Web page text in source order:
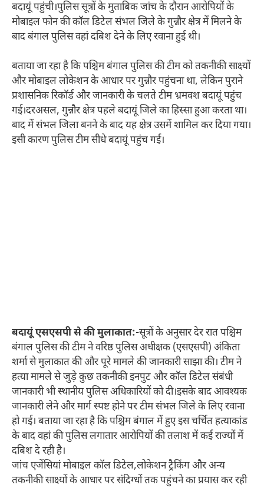
बदायूं पहुंची।पुलिस सूत्रों के मुताबिक जांच के दौरान आरोपियों के
मोबाइल फोन की कॉल डिटेल संभल जिले के गुन्नौर क्षेत्र में मिलने के
बाद बंगाल पुलिस वहां दबिश देने के लिए रवाना हुई थी।
बताया जा रहा है कि पश्चिम बंगाल पुलिस की टीम को तकनीकी साक्ष्यों
और मोबाइल लोकेशन के आधार पर गुन्नौर पहुंचना था, लेकिन पुराने
प्रशासनिक रिकॉर्ड और जानकारी के चलते टीम भ्रमवश बदायूं पहुंच
गई।दरअसल, गुन्नौर क्षेत्र पहले बदायूं जिले का हिस्सा हुआ करता था।
बाद में संभल जिला बनने के बाद यह क्षेत्र उसमें शामिल कर दिया गया।
इसी कारण पुलिस टीम सीधे बदायूं पहुंच गई।
बदायूं एसएसपी से की मुलाकात:-सूत्रों के अनुसार देर रात पश्चिम
बंगाल पुलिस की टीम ने वरिष्ठ पुलिस अधीक्षक (एसएसपी) अंकिता
शर्मा से मुलाकात की और पूरे मामले की जानकारी साझा की। टीम ने
हत्या मामले से जुड़े कुछ तकनीकी इनपुट और कॉल डिटेल संबंधी
जानकारी भी स्थानीय पुलिस अधिकारियों को दी।इसके बाद आवश्यक
जानकारी लेने और मार्ग स्पष्ट होने पर टीम संभल जिले के लिए रवाना
हो गई। बताया जा रहा है कि पश्चिम बंगाल में हुए इस चर्चित हत्याकांड
के बाद वहां की पुलिस लगातार आरोपियों की तलाश में कई राज्यों में
दबिश दे रही है।
जांच एजेंसियां मोबाइल कॉल डिटेल,लोकेशन ट्रैकिंग और अन्य
तकनीकी साक्ष्यों के आधार पर संदिग्धों तक पहुंचने का प्रयास कर रही